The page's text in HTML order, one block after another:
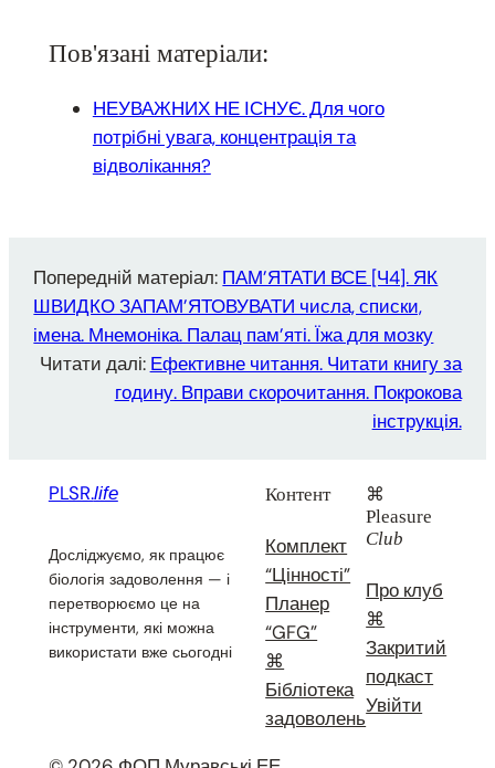
Пов'язані матеріали:
НЕУВАЖНИХ НЕ ІСНУЄ. Для чого
потрібні увага, концентрація та
відволікання?
Попередній матеріал: ПАМ’ЯТАТИ ВСЕ [Ч4]. ЯК
ШВИДКО ЗАПАМ’ЯТОВУВАТИ числа, списки,
імена. Мнемоніка. Палац пам’яті. Їжа для мозку
Читати далі: Ефективне читання. Читати книгу за
годину. Вправи скорочитання. Покрокова
інструкція.
PLSR.life
Досліджуємо, як працює
біологія задоволення — і
перетворюємо це на
інструменти, які можна
використати вже сьогодні
Контент
Комплект
“Цінності”
Планер
“GFG”
⌘
Бібліотека
задоволень
⌘
Pleasure
Club
Про клуб
⌘
Закритий
подкаст
Увійти